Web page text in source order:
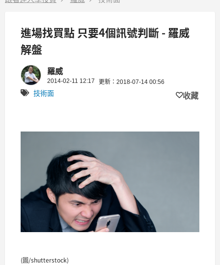
進場找買點 只要4個訊號判斷 - 羅威
解盤
羅威
2014-02-11 12:17 更新：2018-07-14 00:56
技術面 收藏
(圖/shutterstock)